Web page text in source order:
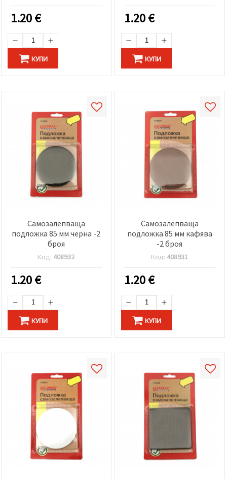
1.20€
КУПИ
1.20€
КУПИ
Самозалепваща
подложка 85 мм черна -2
броя
Код: 408932
1.20€
КУПИ
Самозалепваща
подложка 85 мм кафява
-2 броя
Код: 408931
1.20€
КУПИ